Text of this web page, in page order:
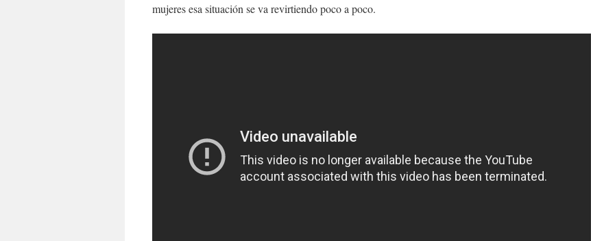
mujeres esa situación se va revirtiendo poco a poco.